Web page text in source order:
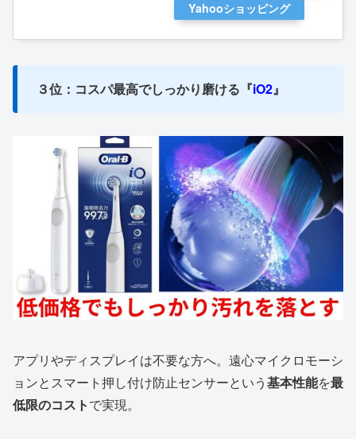
Yahooショッピング
３位：コスパ最高でしっかり磨ける 『iO2』
アプリやディスプレイは不要な方へ。遠心マイクロモーシ
ョンとスマート押し付け防止センサーという基本性能を最
低限のコストで実現。